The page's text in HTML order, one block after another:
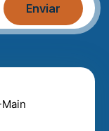
Enviar